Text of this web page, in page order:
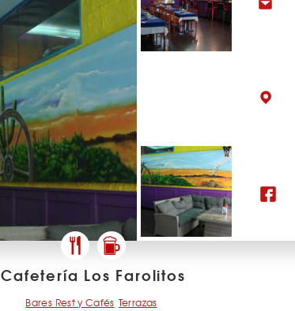
Cafetería Los Farolitos
Bares Rest y Cafés Terrazas